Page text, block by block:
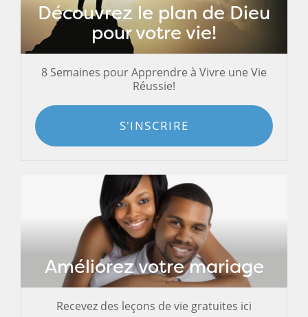
Découvrez le plan de Dieu
pour votre vie!
8 Semaines pour Apprendre à Vivre une Vie
Réussie!
S'INSCRIRE
Améliorez votre mariage
Recevez des leçons de vie gratuites ici